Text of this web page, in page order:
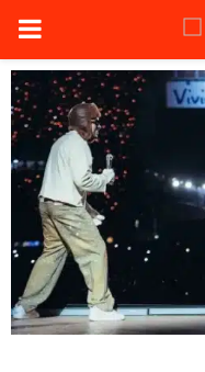
PRIMARY
MENU